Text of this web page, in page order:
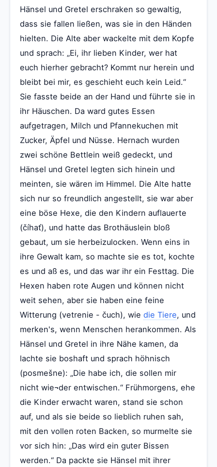
Hänsel und Gretel erschraken so gewaltig,
dass sie fallen ließen, was sie in den Händen
hielten. Die Alte aber wackelte mit dem Kopfe
und sprach: „Ei, ihr lieben Kinder, wer hat
euch hierher gebracht? Kommt nur herein und
bleibt bei mir, es geschieht euch kein Leid.“
Sie fasste beide an der Hand und führte sie in
ihr Häuschen. Da ward gutes Essen
aufgetragen, Milch und Pfannekuchen mit
Zucker, Äpfel und Nüsse. Hernach wurden
zwei schöne Bettlein weiß gedeckt, und
Hänsel und Gretel legten sich hinein und
meinten, sie wären im Himmel. Die Alte hatte
sich nur so freundlich angestellt, sie war aber
eine böse Hexe, die den Kindern auflauerte
(číhať), und hatte das Brothäuslein bloß
gebaut, um sie herbeizulocken. Wenn eins in
ihre Gewalt kam, so machte sie es tot, kochte
es und aß es, und das war ihr ein Festtag. Die
Hexen haben rote Augen und können nicht
weit sehen, aber sie haben eine feine
Witterung (vetrenie - čuch), wie die Tiere, und
merken's, wenn Menschen herankommen. Als
Hänsel und Gretel in ihre Nähe kamen, da
lachte sie boshaft und sprach höhnisch
(posmešne): „Die habe ich, die sollen mir
nicht wie¬der entwischen.“ Frühmorgens, ehe
die Kinder erwacht waren, stand sie schon
auf, und als sie beide so lieblich ruhen sah,
mit den vollen roten Backen, so murmelte sie
vor sich hin: „Das wird ein guter Bissen
werden.“ Da packte sie Hänsel mit ihrer